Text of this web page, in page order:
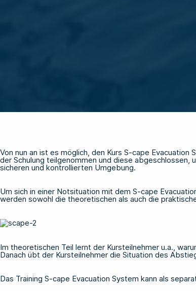
Von nun an ist es möglich, den Kurs S-cape Evacuation
der Schulung teilgenommen und diese abgeschlossen,
sicheren und kontrollierten Umgebung.
Um sich in einer Notsituation mit dem S-cape
werden sowohl die theoretischen als auch die
Im theoretischen Teil lernt der Kursteilnehmer u.a.,
Danach übt der Kursteilnehmer die Situation des
Das Training S-cape Evacuation System kann als